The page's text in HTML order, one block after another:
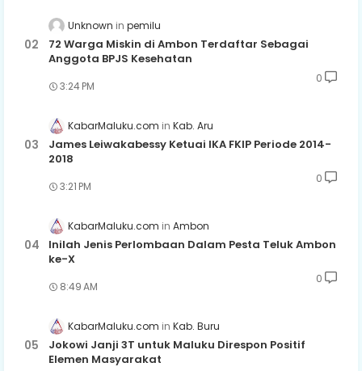
Unknown pemilu
72 Warga Miskin di Ambon Terdaftar Sebagai
Anggota BPJS Kesehatan
3:24 PM
0
KabarMaluku.com Kab. Aru
James Leiwakabessy Ketuai IKA FKIP Periode 2014-
2018
3:21 PM
0
KabarMaluku.com Ambon
Inilah Jenis Perlombaan Dalam Pesta Teluk Ambon
ke-X
8:49 AM
0
KabarMaluku.com Kab. Buru
Jokowi Janji 3T untuk Maluku Direspon Positif
Elemen Masyarakat